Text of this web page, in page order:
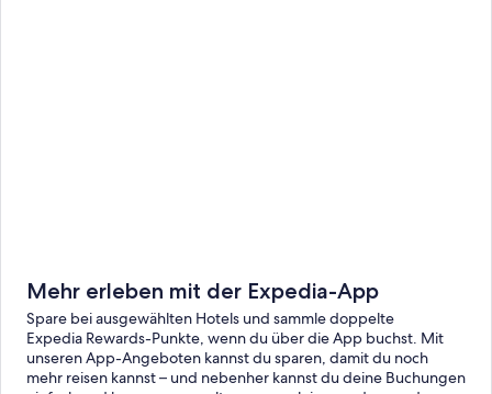
Mehr erleben mit der Expedia-App
Spare bei ausgewählten Hotels und sammle doppelte
Expedia Rewards-Punkte, wenn du über die App buchst. Mit
unseren App-Angeboten kannst du sparen, damit du noch
mehr reisen kannst – und nebenher kannst du deine Buchungen